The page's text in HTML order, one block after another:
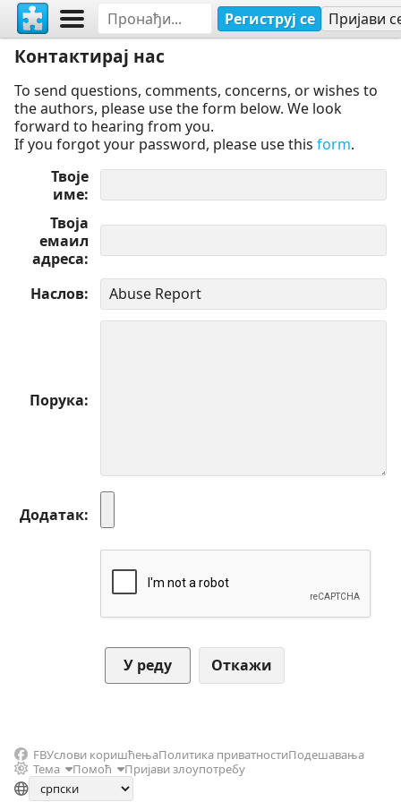
Региструј се Пријави
Контактирај нас
To send questions, comments, concerns, or wishes to
the authors, please use the form below. We look
forward to hearing from you.
If you forgot your password, please use this form.
Твоје
име
Твоја
емаил
адреса
Наслов
Порука
Додатак
Откажи
FBУслови коришћењаПолитика приватностиПодешавања
Тема
Помоћ Пријави злоупотребу